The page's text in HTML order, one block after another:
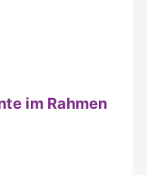
im Rahmen